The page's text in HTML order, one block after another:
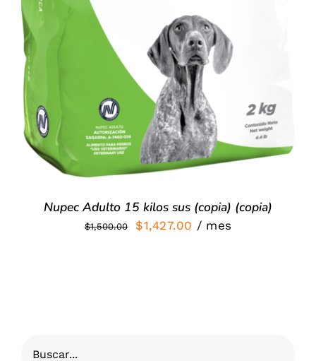
Nupec Adulto 15 kilos sus (copia) (copia)
$1,500.00
El
$1,427.00 El
/ mes